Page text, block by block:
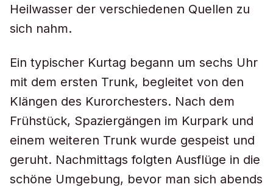
Heilwasser der verschiedenen Quellen zu
sich nahm.
Ein typischer Kurtag begann um sechs Uhr
mit dem ersten Trunk, begleitet von den
Klängen des Kurorchesters. Nach dem
Frühstück, Spaziergängen im Kurpark und
einem weiteren Trunk wurde gespeist und
geruht. Nachmittags folgten Ausflüge in die
schöne Umgebung, bevor man sich abends